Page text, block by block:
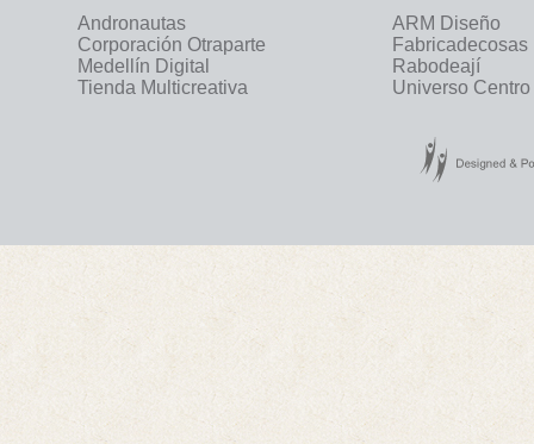
Andronautas
ARM Diseño
Corporación Otraparte
Fabricadecosas
Medellín Digital
Rabodeají
Tienda Multicreativa
Universo Centro